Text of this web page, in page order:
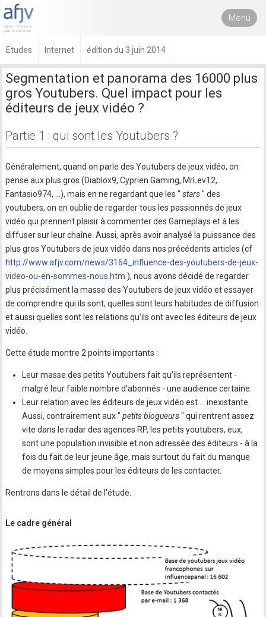
Menu
Etudes Internet édition du 3 juin 2014
Segmentation et panorama des 16000 plus
gros Youtubers. Quel impact pour les
éditeurs de jeux vidéo ?
Partie 1 : qui sont les Youtubers ?
Généralement, quand on parle des Youtubers de jeux vidéo, on
pense aux plus gros (Diablox9, Cyprien Gaming, MrLev12,
Fantasio974, …), mais en ne regardant que les " stars" des
youtubers, on en oublie de regarder tous les passionnés de jeux
vidéo qui prennent plaisir à commenter des Gameplays et à les
diffuser sur leur chaîne. Aussi, après avoir analysé la puissance des
plus gros Youtubers de jeux vidéo dans nos précédents articles (cf
http://www.afjv.com/news/3164_influence-des-youtubers-de-jeux-
video-ou-en-sommes-nous.htm ), nous avons décidé de regarder
plus précisément la masse des Youtubers de jeux vidéo et essayer
de comprendre qui ils sont, quelles sont leurs habitudes de diffusion
et aussi quelles sont les relations qu'ils ont avec les éditeurs de jeux
vidéo.
Cette étude montre 2 points importants :
Leur masse des petits Youtubers fait qu'ils représentent -
malgré leur faible nombre d'abonnés - une audience certaine.
Leur relation avec les éditeurs de jeux vidéo est … inexistante.
Aussi, contrairement aux " petits blogueurs" qui rentrent assez
vite dans le radar des agences RP, les petits youtubers, eux,
sont une population invisible et non adressée des éditeurs - à la
fois du fait de leur jeune âge, mais surtout du fait du manque
de moyens simples pour les éditeurs de les contacter.
Rentrons dans le détail de l'étude.
Le cadre général